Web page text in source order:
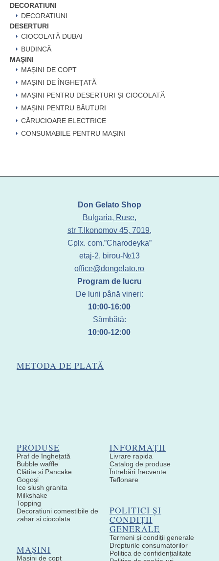
DECORATIUNI
DECORATIUNI
DESERTURI
CIOCOLATĂ DUBAI
BUDINCĂ
MAȘINI
MAȘINI DE COPT
MAȘINI DE ÎNGHEȚATĂ
MAȘINI PENTRU DESERTURI ȘI CIOCOLATĂ
MAȘINI PENTRU BĂUTURI
CĂRUCIOARE ELECTRICE
CONSUMABILE PENTRU MAȘINI
Don Gelato Shop
Bulgaria, Ruse,
str T.Ikonomov 45, 7019,
Cplx. com.”Charodeyka”
etaj-2, birou-№13
office@dongelato.ro
Program de lucru
De luni până vineri:
10:00-16:00
Sâmbătă:
10:00-12:00
METODA DE PLATĂ
PRODUSE
Praf de înghețată
Bubble waffle
Clătite și Pancake
Gogoși
Ice slush granita
Milkshake
Topping
Decoratiuni comestibile de
zahar si ciocolata
MAȘINI
Mașini de copt
INFORMAȚII
Livrare rapida
Catalog de produse
Întrebări frecvente
Teflonare
POLITICI ȘI
CONDIȚII
GENERALE
Termeni și condiții generale
Drepturile consumatorilor
Politica de confidențialitate